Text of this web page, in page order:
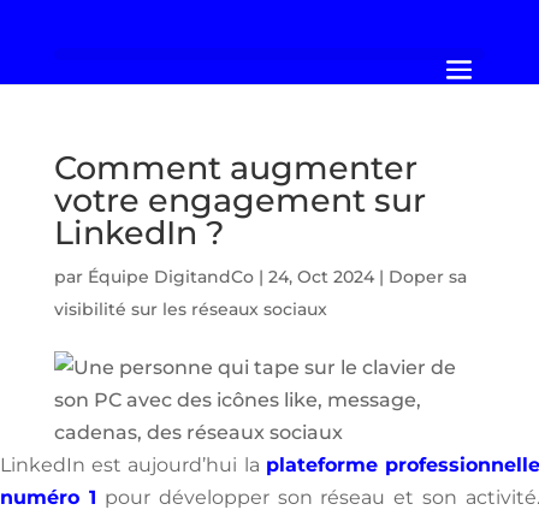
Comment augmenter
votre engagement sur
LinkedIn ?
par Équipe DigitandCo| 24, Oct 2024| Doper sa
visibilité sur les réseaux sociaux
LinkedIn est aujourd’hui la plateforme
numéro 1 pour développer son réseau et son